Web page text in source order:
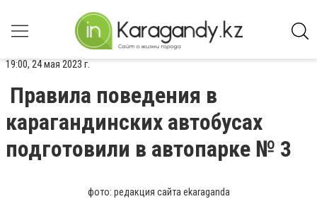
19:00, 24 мая 2023 г.
Правила поведения в
карагандинских автобусах
подготовили в автопарке № 3
фото: редакция сайта ekaraganda